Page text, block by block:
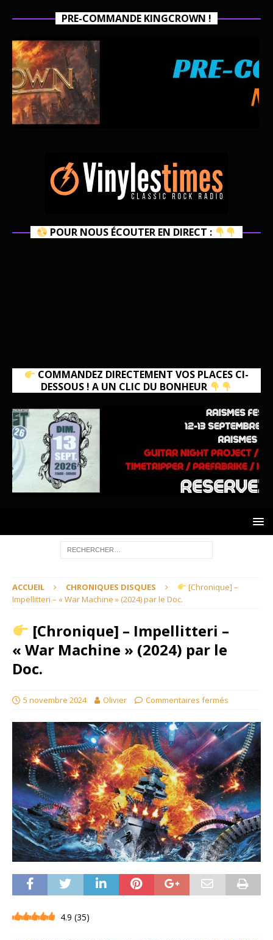
PRE-COMMANDE KINGCROWN !
POUR NOUS ÉCOUTER EN DIRECT :
COMMANDEZ DIRECTEMENT VOS PLACES CI-
DESSOUS ! A UN CLIC DU BONHEUR
ACCUEIL CHRONIQUES DISQUES
[Chronique] –
Impellitteri – « War Machine » (2024) par le Doc.
[Chronique] – Impellitteri –
« War Machine » (2024) par le
Doc.
5 novembre 2024 Olivier Commentaires fermés
4.9 (35)